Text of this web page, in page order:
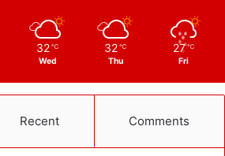
32 ℃
Wed
32 ℃
Thu
27 ℃
Fri
Recent Comments